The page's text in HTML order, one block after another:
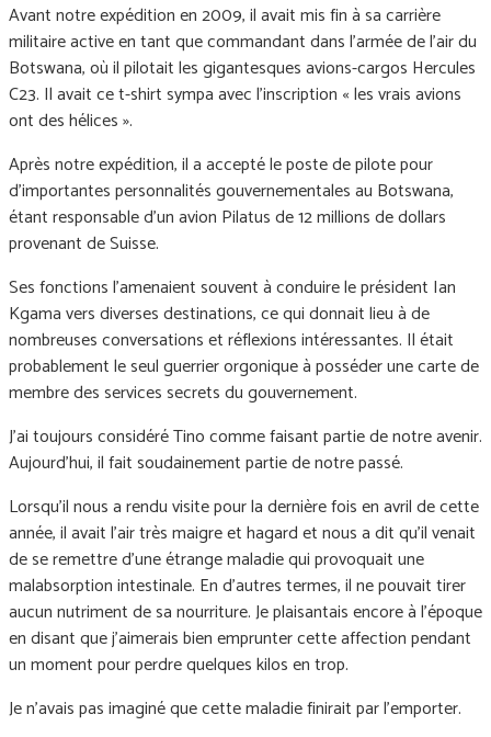
Avant notre expédition en 2009, il avait mis fin à sa carrière
militaire active en tant que commandant dans l’armée de l’air du
Botswana, où il pilotait les gigantesques avions-cargos Hercules
C23. Il avait ce t-shirt sympa avec l’inscription « les vrais avions
ont des hélices ».
Après notre expédition, il a accepté le poste de pilote pour
d’importantes personnalités gouvernementales au Botswana,
étant responsable d’un avion Pilatus de 12 millions de dollars
provenant de Suisse.
Ses fonctions l'amenaient souvent à conduire le président Ian
Kgama vers diverses destinations, ce qui donnait lieu à de
nombreuses conversations et réflexions intéressantes. Il était
probablement le seul guerrier orgonique à posséder une carte de
membre des services secrets du gouvernement.
J'ai toujours considéré Tino comme faisant partie de notre avenir.
Aujourd'hui, il fait soudainement partie de notre passé.
Lorsqu’il nous a rendu visite pour la dernière fois en avril de cette
année, il avait l’air très maigre et hagard et nous a dit qu’il venait
de se remettre d’une étrange maladie qui provoquait une
malabsorption intestinale. En d’autres termes, il ne pouvait tirer
aucun nutriment de sa nourriture. Je plaisantais encore à l’époque
en disant que j’aimerais bien emprunter cette affection pendant
un moment pour perdre quelques kilos en trop.
Je n'avais pas imaginé que cette maladie finirait par l'emporter.